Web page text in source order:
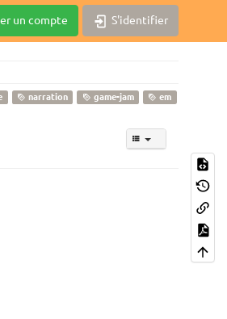
un compte S'identifier
narration game-jam em